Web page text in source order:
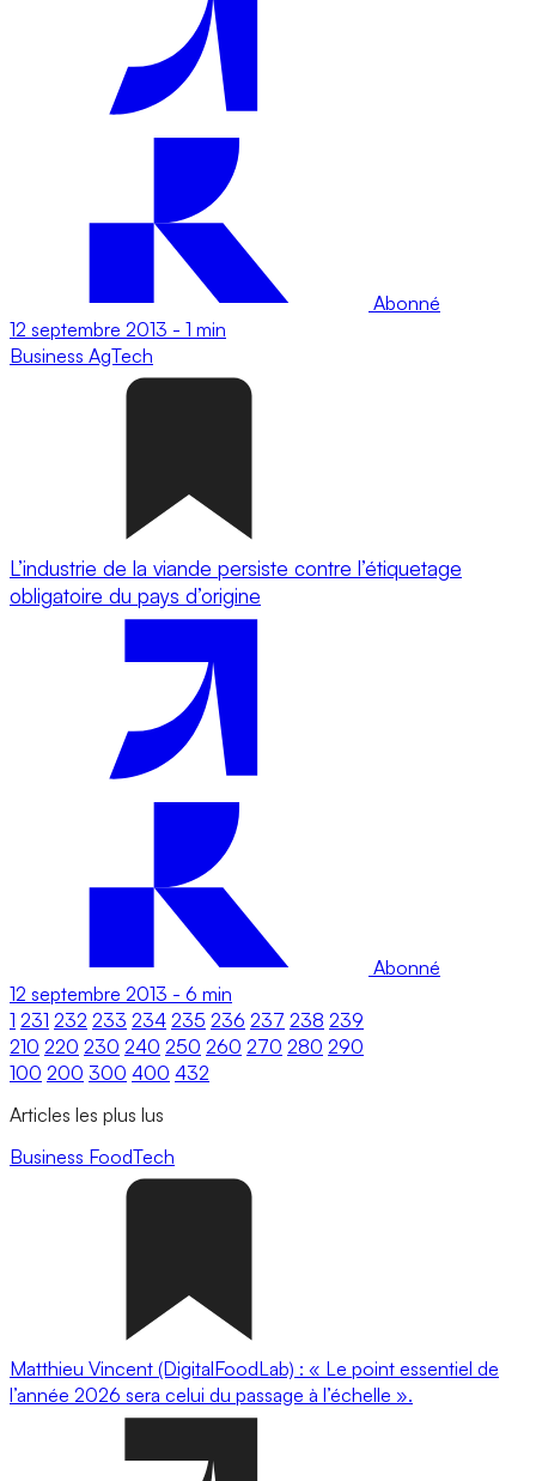
Abonné
12 septembre 2013 - 1 min
Business AgTech
L’industrie de la viande persiste contre l’étiquetage
obligatoire du pays d’origine
Abonné
12 septembre 2013 - 6 min
1 231 232 233 234 235 236 237 238 239
210 220 230 240 250 260 270 280 290
100 200 300 400 432
Articles les plus lus
Business FoodTech
Matthieu Vincent (DigitalFoodLab) : « Le point essentiel de
l’année 2026 sera celui du passage à l’échelle ».